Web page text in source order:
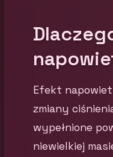
Efekt
zmiany
wypełnione
niewielkiej